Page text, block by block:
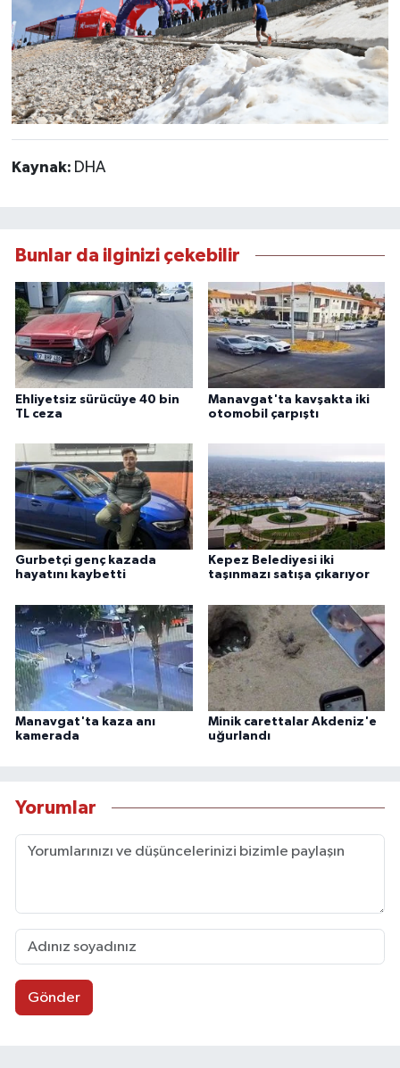
Kaynak: DHA
Bunlar da ilginizi çekebilir
Ehliyetsiz sürücüye 40 bin
TL ceza
Manavgat'ta kavşakta iki
otomobil çarpıştı
Gurbetçi genç kazada
hayatını kaybetti
Kepez Belediyesi iki
taşınmazı satışa çıkarıyor
Manavgat'ta kaza anı
kamerada
Minik carettalar Akdeniz'e
uğurlandı
Yorumlar
Gönder